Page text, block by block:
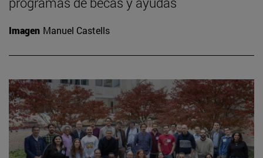
Imagen Manuel Castells